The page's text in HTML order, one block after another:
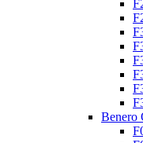
Benero